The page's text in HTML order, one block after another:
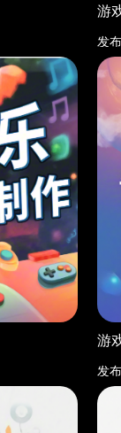
游
发
游
发